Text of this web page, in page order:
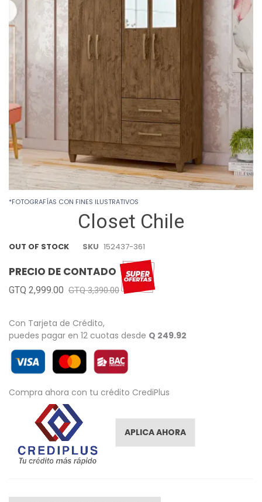
Closet Chile
OUT OF STOCK SKU 152437-361
PRECIO DE CONTADO
GTQ 2,999.00 GTQ 3,390.00
Con Tarjeta de Crédito,
puedes pagar en 12 cuotas desde Q 249.92
Compra ahora con tu crédito CrediPlus
APLICA AHORA
gallery
to
the
gallery
*FOTOGRAFÍAS CON FINES ILUSTRATIVOS